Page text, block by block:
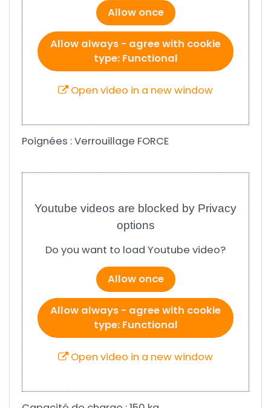
Allow once
Allow always - agree with cookie
type: Functional
Open video in a new window
Poignées : Verrouillage FORCE
Youtube videos are blocked by Privacy
options
Do you want to load Youtube video?
Allow once
Allow always - agree with cookie
type: Functional
Open video in a new window